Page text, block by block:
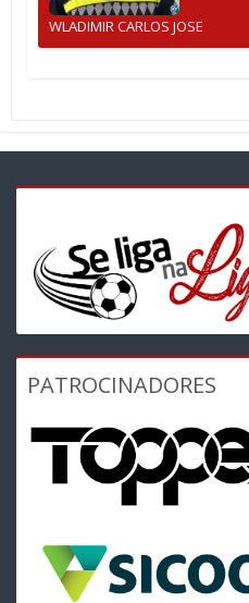
WLADIMIR CARLOS JOSE
PATROCINADORES